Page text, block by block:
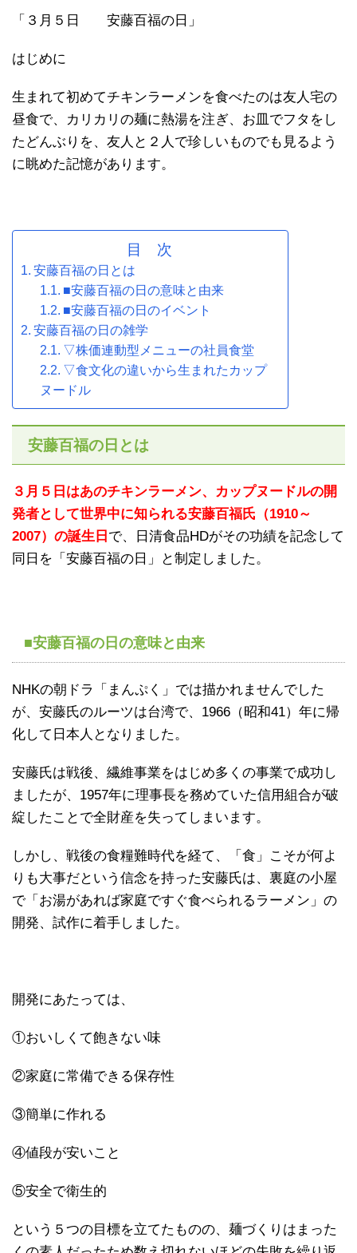
「３月５日 安藤百福の日」
はじめに
生まれて初めてチキンラーメンを食べたのは友人宅の
昼食で、カリカリの麺に熱湯を注ぎ、お皿でフタをし
たどんぶりを、友人と２人で珍しいものでも見るよう
に眺めた記憶があります。
目 次
安藤百福の日とは
■安藤百福の日の意味と由来
■安藤百福の日のイベント
安藤百福の日の雑学
▽株価連動型メニューの社員食堂
▽食文化の違いから生まれたカップ
ヌードル
安藤百福の日とは
３月５日はあのチキンラーメン、カップヌードルの開
発者として世界中に知られる安藤百福氏（1910～
2007）の誕生日 で、日清食品HDがその功績を記念して
同日を「安藤百福の日」と制定しました。
■安藤百福の日の意味と由来
NHKの朝ドラ「まんぷく」では描かれませんでした
が、安藤氏のルーツは台湾で、1966（昭和41）年に帰
化して日本人となりました。
安藤氏は戦後、繊維事業をはじめ多くの事業で成功し
ましたが、1957年に理事長を務めていた信用組合が破
綻したことで全財産を失ってしまいます。
しかし、戦後の食糧難時代を経て、「食」こそが何よ
りも大事だという信念を持った安藤氏は、裏庭の小屋
で「お湯があれば家庭ですぐ食べられるラーメン」の
開発、試作に着手しました。
開発にあたっては、
①おいしくて飽きない味
②家庭に常備できる保存性
③簡単に作れる
④値段が安いこと
⑤安全で衛生的
という５つの目標を立てたものの、麺づくりはまった